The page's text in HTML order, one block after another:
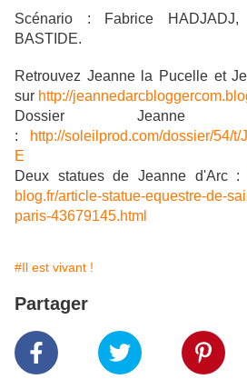
Scénario : Fabrice
BASTIDE.
Retrouvez Jeanne la Pucelle et
sur http://
Dossier
:
http://soleilprod.com/dossier/54/
E
Deux statues de Jeanne d'Arc :
blog.fr/article-statue-equestre-de-
paris-43679145.html
#Il est vivant !
Partager